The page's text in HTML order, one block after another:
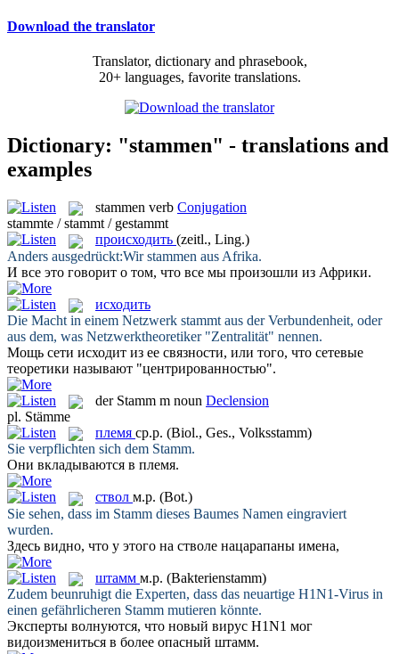
Download the translator
Translator, dictionary and phrasebook,
20+ languages, favorite translations.
Dictionary: "stammen" - translations and
examples
stammen verb Conjugation
stammte / stammt / gestammt
происходить (zeitl., Ling.)
Anders ausgedrückt:Wirstammen aus Afrika.
И все это говорит о том, что все мы произошли из Африки.
исходить
Die Macht in einem Netzwerk stammt aus der Verbundenheit, oder
aus dem, was Netzwerktheoretiker "Zentralität" nennen.
Мощь сети исходит из ее связности, или того, что сетевые
теоретики называют "центрированностью".
der Stamm m noun Declension
pl. Stämme
племя ср.р. (Biol., Ges., Volksstamm)
Sie verpflichten sich dem Stamm.
Они вкладываются в племя.
ствол м.р. (Bot.)
Sie sehen, dass im Stamm dieses Baumes Namen eingraviert
wurden.
Здесь видно, что у этого на стволе нацарапаны имена,
штамм м.р. (Bakterienstamm)
Zudem beunruhigt die Experten, dass das neuartige H1N1-Virus in
einen gefährlicheren Stamm mutieren könnte.
Эксперты волнуются, что новый вирус H1N1 мог
видоизмениться в более опасный штамм.